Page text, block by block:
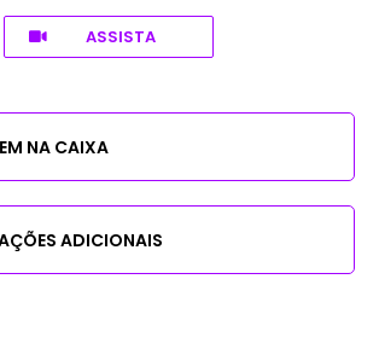
ASSISTA
NA CAIXA
ADICIONAIS